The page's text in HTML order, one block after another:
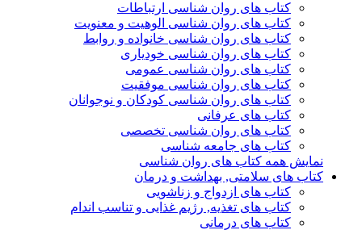
کتاب های روان شناسی ارتباطات
کتاب های روان شناسی الوهیت و معنویت
کتاب های روان شناسی خانواده و روابط
کتاب های روان شناسی خودیاری
کتاب های روان شناسی عمومی
کتاب های روان شناسی موفقیت
کتاب های روان شناسی کودکان و نوجوانان
کتاب های عرفانی
کتاب های روان شناسی تخصصی
کتاب های جامعه شناسی
نمایش همه کتاب های روان شناسی
کتاب های سلامتی, بهداشت و درمان
کتاب های ازدواج و زناشویی
کتاب های تغذیه, رژیم غذایی و تناسب اندام
کتاب های درمانی